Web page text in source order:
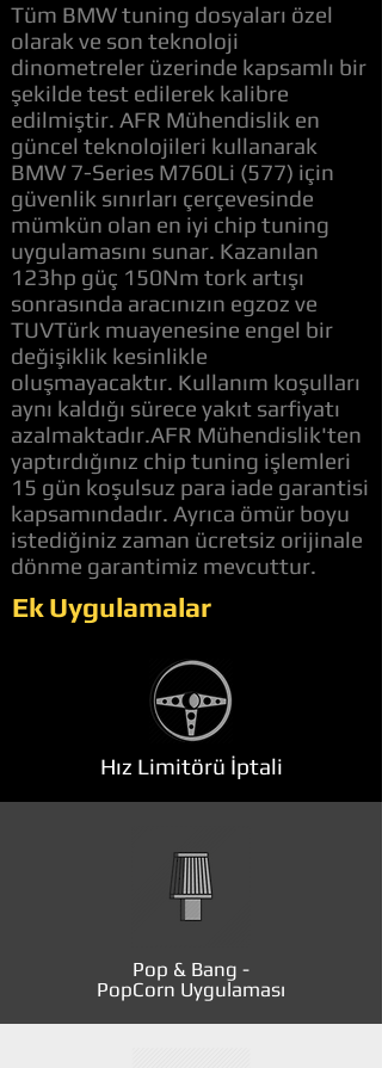
Tüm BMW tuning dosyaları özel
olarak ve son teknoloji
dinometreler üzerinde kapsamlı bir
şekilde test edilerek kalibre
edilmiştir. AFR Mühendislik en
güncel teknolojileri kullanarak
BMW 7-Series M760Li (577) için
güvenlik sınırları çerçevesinde
mümkün olan en iyi chip tuning
uygulamasını sunar. Kazanılan
123hp güç 150Nm tork artışı
sonrasında aracınızın egzoz ve
TUVTürk muayenesine engel bir
değişiklik kesinlikle
oluşmayacaktır. Kullanım koşulları
aynı kaldığı sürece yakıt sarfiyatı
azalmaktadır.AFR Mühendislik'ten
yaptırdığınız chip tuning işlemleri
15 gün koşulsuz para iade garantisi
kapsamındadır. Ayrıca ömür boyu
istediğiniz zaman ücretsiz orijinale
dönme garantimiz mevcuttur.
Ek Uygulamalar
Hız Limitörü İptali
Pop & Bang -
PopCorn Uygulaması